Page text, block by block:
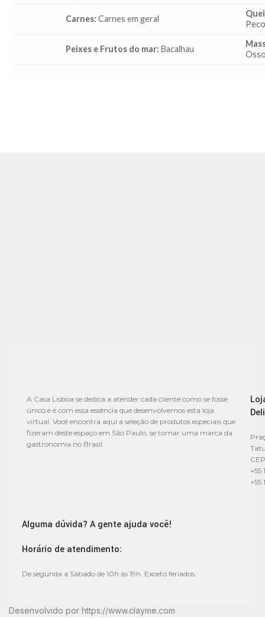
Carnes: Carnes em geral
Peixes e Frutos do mar: Bacalhau
A Casa Lisboa se dedica a atender cada cliente como se fosse
único e é com essa essência que desenvolvemos esta loja
virtual. Você encontra aqui a seleção de produtos especiais que
fizeram deste espaço em São Paulo, se tornar uma marca da
gastronomia no Brasil.
+55
+55
Alguma dúvida? A gente ajuda você!
Horário de atendimento:
De segunda a Sábado de 10h às 19h. Exceto feriados.
Desenvolvido por https://www.clayme.com